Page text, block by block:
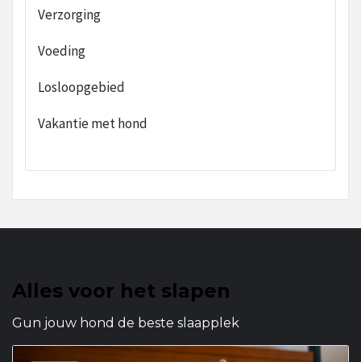
Verzorging
Voeding
Losloopgebied
Vakantie met hond
Alles voor het slapen
Gun jouw hond de beste slaapplek